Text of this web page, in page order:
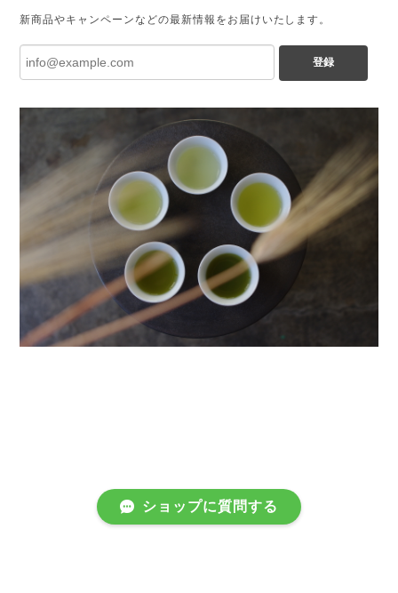
新商品やキャンペーンなどの最新情報をお届けいたします。
登録
ショップに質問する